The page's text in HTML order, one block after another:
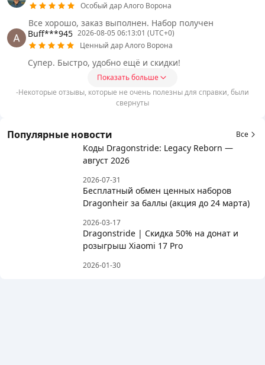
Особый дар Алого Ворона
Все хорошо, заказ выполнен. Набор получен
Buff***945 2026-08-05 06:13:01 (UTC+0)
Ценный дар Алого Ворона
Супер. Быстро, удобно ещё и скидки!
Показать больше
-Некоторые отзывы, которые не очень полезны для справки, были
свернуты
Популярные новости Все
Коды Dragonstride: Legacy Reborn —
август 2026
2026-07-31
Бесплатный обмен ценных наборов
Dragonheir за баллы (акция до 24 марта)
2026-03-17
Dragonstride | Скидка 50% на донат и
розыгрыш Xiaomi 17 Pro
2026-01-30